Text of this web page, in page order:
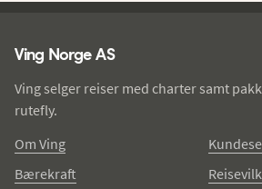
Ving Norge AS
Ving selger reiser med charter samt
rutefly.
Om Ving
Bærekraft